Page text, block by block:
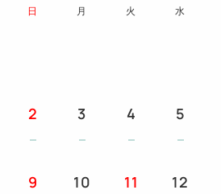
バスアメニティ、バスソルト、
ー、ウォーターボトル、ドリッ
日 月 火 水
2 3 4 5
9 10 11 12